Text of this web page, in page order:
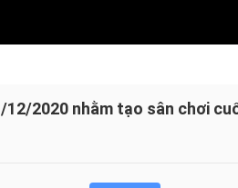
2020 nhằm tạo sân chơi